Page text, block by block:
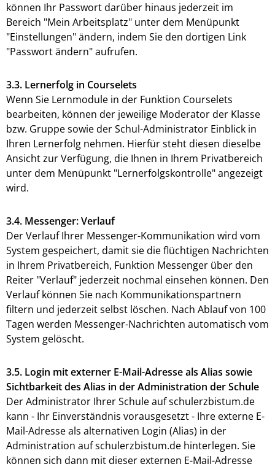
können Ihr Passwort darüber hinaus jederzeit im
Bereich "Mein Arbeitsplatz" unter dem Menüpunkt
"Einstellungen" ändern, indem Sie den dortigen Link
"Passwort ändern" aufrufen.
3.3. Lernerfolg in Courselets
Wenn Sie Lernmodule in der Funktion Courselets
bearbeiten, können der jeweilige Moderator der Klasse
bzw. Gruppe sowie der Schul-Administrator Einblick in
Ihren Lernerfolg nehmen. Hierfür steht diesen dieselbe
Ansicht zur Verfügung, die Ihnen in Ihrem Privatbereich
unter dem Menüpunkt "Lernerfolgskontrolle" angezeigt
wird.
3.4. Messenger: Verlauf
Der Verlauf Ihrer Messenger-Kommunikation wird vom
System gespeichert, damit sie die flüchtigen Nachrichten
in Ihrem Privatbereich, Funktion Messenger über den
Reiter "Verlauf" jederzeit nochmal einsehen können. Den
Verlauf können Sie nach Kommunikationspartnern
filtern und jederzeit selbst löschen. Nach Ablauf von 100
Tagen werden Messenger-Nachrichten automatisch vom
System gelöscht.
3.5. Login mit externer E-Mail-Adresse als Alias sowie
Sichtbarkeit des Alias in der Administration der Schule
Der Administrator Ihrer Schule auf schulerzbistum.de
kann - Ihr Einverständnis vorausgesetzt - Ihre externe E-
Mail-Adresse als alternativen Login (Alias) in der
Administration auf schulerzbistum.de hinterlegen. Sie
können sich dann mit dieser externen E-Mail-Adresse